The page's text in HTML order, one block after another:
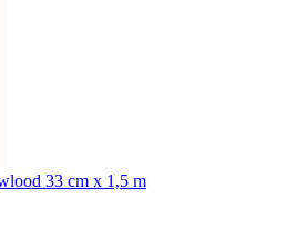
33 cm x 1,5 m